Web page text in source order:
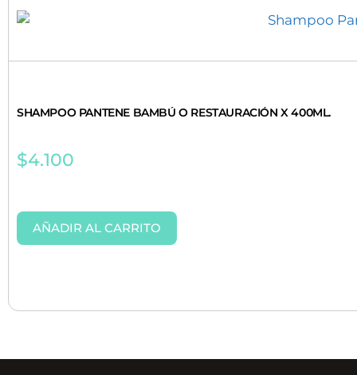
SHAMPOO PANTENE BAMBÚ O RESTAURACIÓN X 400ML.
$4.100
AÑADIR AL CARRITO